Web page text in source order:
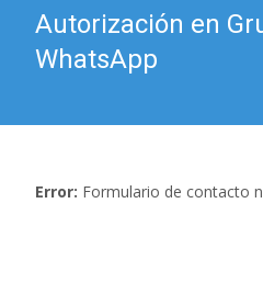
Autorización en
WhatsApp
Error: Formulario de contacto